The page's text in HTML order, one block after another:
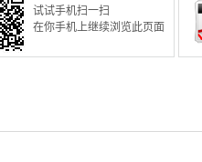
试试手机扫一扫
在你手机上继续浏览此页面